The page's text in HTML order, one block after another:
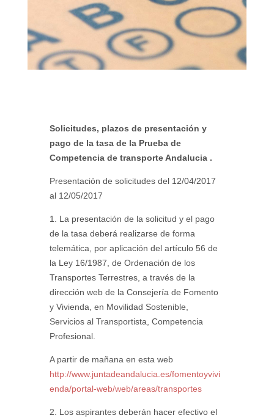
Solicitudes, plazos de presentación y
pago de la tasa de la Prueba de
Competencia de transporte Andalucia .
Presentación de solicitudes del 12/04/2017
al 12/05/2017
1. La presentación de la solicitud y el pago
de la tasa deberá realizarse de forma
telemática, por aplicación del artículo 56 de
la Ley 16/1987, de Ordenación de los
Transportes Terrestres, a través de la
dirección web de la Consejería de Fomento
y Vivienda, en Movilidad Sostenible,
Servicios al Transportista, Competencia
Profesional.
A partir de mañana en esta web
http://www.juntadeandalucia.es/fomentoyvivi
enda/portal-web/web/areas/transportes
2. Los aspirantes deberán hacer efectivo el